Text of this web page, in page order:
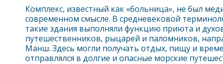
Комплекс, известный как «больница», не был
современном смысле. В средневековой
такие здания выполняли функцию приюта и
путешественников, рыцарей и паломников,
Манш. Здесь могли получать отдых, пищу и
отправлялся в долгие и опасные морские